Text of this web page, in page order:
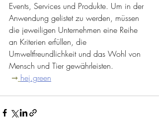
Events, Services und Produkte. Um in der
Anwendung gelistet zu werden, müssen
die jeweiligen Unternehmen eine Reihe
an Kriterien erfüllen, die
Umweltfreundlichkeit und das Wohl von
Mensch und Tier gewährleisten.
➞ hej.green